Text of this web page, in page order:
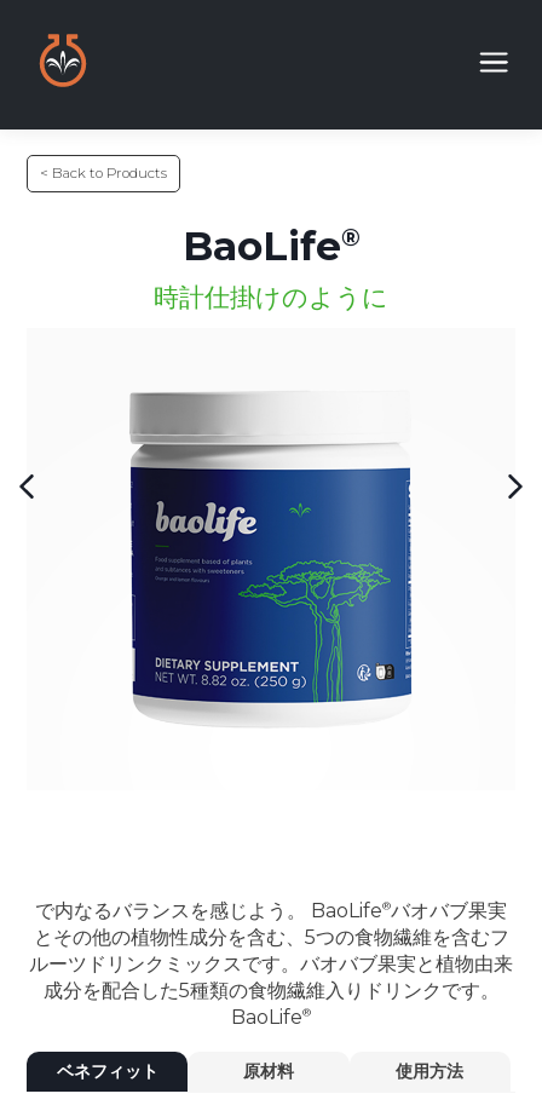
< Back to Products
BaoLife
時計仕掛けのように
で内なるバランスを感じよう。 BaoLife バオバブ果実
とその他の植物性成分を含む、5つの食物繊維を含むフ
ルーツドリンクミックスです。バオバブ果実と植物由来
成分を配合した5種類の食物繊維入りドリンクです。
BaoLife
ベネフィット 原材料 使用方法